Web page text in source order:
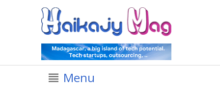
Menu